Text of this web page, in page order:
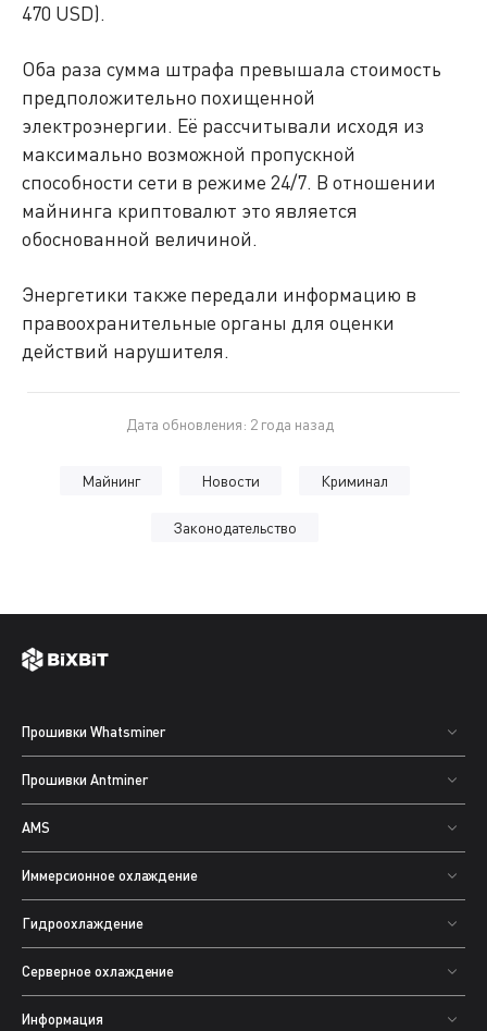
470 USD).
Оба раза сумма штрафа превышала стоимость
предположительно похищенной
электроэнергии. Её рассчитывали исходя из
максимально возможной пропускной
способности сети в режиме 24/7. В отношении
майнинга криптовалют это является
обоснованной величиной.
Энергетики также передали информацию в
правоохранительные органы для оценки
действий нарушителя.
Дата обновления: 2 года назад
Майнинг Новости Криминал
Законодательство
Прошивки Whatsminer
Прошивки Antminer
AMS
Иммерсионное охлаждение
Гидроохлаждение
Серверное охлаждение
Информация